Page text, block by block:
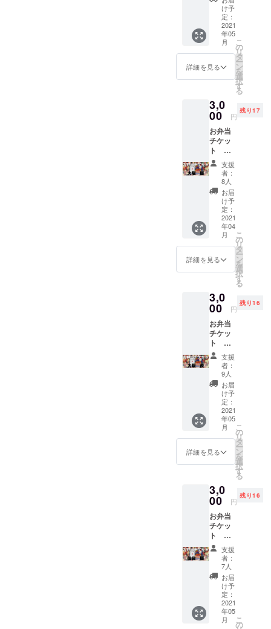
い。 リ
ターン
② 「QR
コード
入りの
デジタ
紙」 メ
ンバー
サイン
と、そ
れぞれ
が思う
THANK
YOU
TOUR
の見ど
ころを
書い
て、デ
ジタル
色紙と
してお
送りし
ます！
そし
て、色
紙に付
るQR
コード
を読み
込んで
いただ
くと、
リター
ン③の
映像が
ご覧い
ただけ
ます。
※色紙実
物では
なくオ
ンライ
ン上で
のデー
タお渡
りま
す。
※SNS
等、外
部への
公開は
禁止と
させて
いただ
きま
す。 リ
ターン
「【札
幌 昼
うビデ
オメッ
セージ
が届き
ます！
時の備
考欄
に、 "メ
に呼ん
でほし
いあな
たのお
名前"を
カタカ
ナでご
明記く
ださ
い。 リ
ターン
② 「QR
コード
入りの
デジタ
紙」 メ
ンバー
サイン
と、そ
れぞれ
が思う
THANK
YOU
TOUR
の見ど
ころを
書い
て、デ
ジタル
色紙と
してお
送りし
ます！
そし
て、色
紙に付
るQR
コード
を読み
込んで
いただ
くと、
リター
ン③の
映像が
ご覧い
ただけ
ます。
※色紙実
物では
なくオ
演に
よって
リター
ンをお
選びく
い。 リ
ターン
うビデ
オメッ
セー
ジ」 メ
ンバー
からあ
なただ
けに向
けた あ
りがと
うビデ
オメッ
セージ
が届き
ます！
時の備
考欄
に、 "メ
に呼ん
でほし
いあな
たのお
名前"を
カタカ
ナでご
明記く
ださ
い。 リ
ターン
② 「QR
コード
入りの
デジタ
紙」 メ
ンバー
サイン
と、そ
れぞれ
が思う
THANK
YOU
TOUR
の見ど
ころを
書い
て、デ
ジタル
色紙と
してお
送りし
場に来
られな
いあな
たに
も、
「あり
がと
さい。
こちら
は【福
岡 夜
公演】
のリ
ターン
です。
支援し
たい公
演に
よって
リター
ンをお
選びく
い。 リ
ターン
うビデ
オメッ
セー
ジ」 メ
ンバー
からあ
なただ
けに向
けた あ
りがと
うビデ
オメッ
セージ
が届き
ます！
時の備
考欄
に、 "メ
に呼ん
でほし
いあな
たのお
名前"を
カタカ
ナでご
明記く
ださ
い。 リ
ターン
② 「QR
コード
入りの
ケット
ではな
くお弁
当代と
して、
あなた
YOU
TOUR
2021を
東京
FINAL
公演ま
で走ら
せま
す！ 今
回は会
場に来
られな
いあな
たに
も、
「あり
がと
さい。
こちら
は【広
島 昼
公演】
のリ
ターン
です。
支援し
たい公
演に
よって
リター
ンをお
選びく
い。 リ
ターン
うビデ
オメッ
セー
ジ」 メ
ンバー
からあ
なただ
けに向
けた あ
りがと
うビデ
オメッ
セージ
が届き
GANMI
メン
バーと
スタッ
フさん
の お弁
当を支
援して
くださ
！ (こう
して文
にする
と恐縮
ですが
本当に
ありが
とうご
ざいま
す。。
ケット
ではな
くお弁
当代と
して、
あなた
YOU
TOUR
2021を
東京
FINAL
公演ま
で走ら
せま
す！ 今
回は会
場に来
られな
いあな
たに
も、
「あり
がと
さい。
こちら
は【広
島 夜
公演】
のリ
ターン
です。
支援し
たい公
演に
よって
リター
ンをお
選びく
け予
定：
2021
年05
月
詳細を見る
こ
の
リ
タ
ー
ン
を
選
択
す
る
3,0
00 円
残り17
お弁当
チケッ
ト
【大
阪 昼
公演】
3,000円
GANMI
メン
バーと
スタッ
フさん
の お弁
当を支
援して
くださ
！ (こう
して文
にする
と恐縮
ですが
本当に
ありが
とうご
ざいま
す。。
ケット
ではな
くお弁
当代と
して、
あなた
YOU
TOUR
2021を
東京
FINAL
公演ま
で走ら
せま
す！ 今
回は会
場に来
られな
いあな
たに
も、
支援
者：
8人
お届
け予
定：
2021
年04
月
詳細を見る
こ
の
リ
タ
ー
ン
を
選
択
す
る
3,0
00 円
残り16
お弁当
チケッ
ト
【大
阪 夜
公演】
3,000円
GANMI
メン
バーと
スタッ
フさん
の お弁
当を支
援して
くださ
！ (こう
して文
にする
と恐縮
ですが
本当に
ありが
とうご
ざいま
す。。
ケット
ではな
くお弁
当代と
支援
者：
9人
お届
け予
定：
2021
年05
月
詳細を見る
こ
の
リ
タ
ー
ン
を
選
択
す
る
3,0
00 円
残り16
お弁当
チケッ
ト
【仙
台 昼
公演】
3,000円
GANMI
メン
バーと
スタッ
フさん
支援
者：
7人
お届
け予
定：
2021
年05
月
こ
の